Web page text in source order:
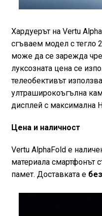
Хардуерът на Vertu
сгъваем модел с тегло
може да се зарежда
луксозната цена се
телеобективът
ултраширокоъгълна
дисплей с максимална
Цена и наличност
Vertu AlphaFold е
материала смартфонът
памет. Доставката е